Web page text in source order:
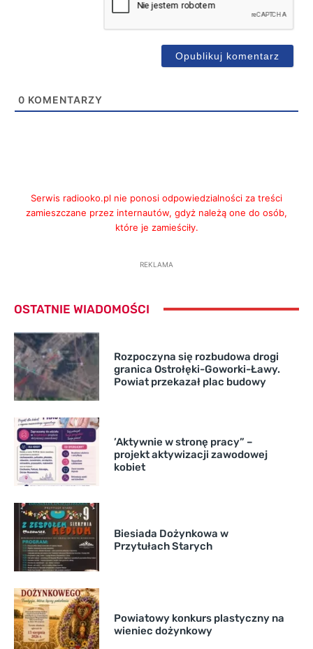
0 KOMENTARZY
Serwis radiooko.pl nie ponosi odpowiedzialności za treści
zamieszczane przez internautów, gdyż należą one do osób,
które je zamieściły.
REKLAMA
OSTATNIE WIADOMOŚCI
Rozpoczyna się rozbudowa drogi
granica Ostrołęki-Goworki-Ławy.
Powiat przekazał plac budowy
’Aktywnie w stronę pracy” –
projekt aktywizacji zawodowej
kobiet
Biesiada Dożynkowa w
Przytułach Starych
Powiatowy konkurs plastyczny na
wieniec dożynkowy